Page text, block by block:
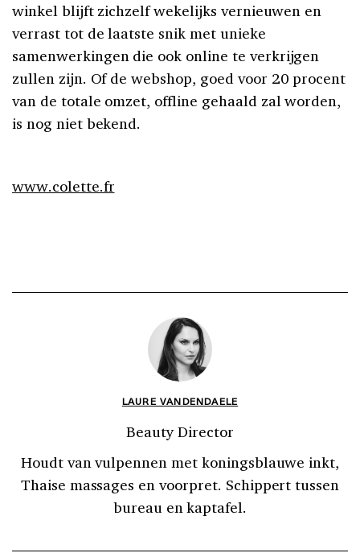
winkel blijft zichzelf wekelijks vernieuwen en
verrast tot de laatste snik met unieke
samenwerkingen die ook online te verkrijgen
zullen zijn. Of de webshop, goed voor 20 procent
van de totale omzet, offline gehaald zal worden,
is nog niet bekend.
www.colette.fr
LAURE VANDENDAELE
Beauty Director
Houdt van vulpennen met koningsblauwe inkt,
Thaise massages en voorpret. Schippert tussen
bureau en kaptafel.